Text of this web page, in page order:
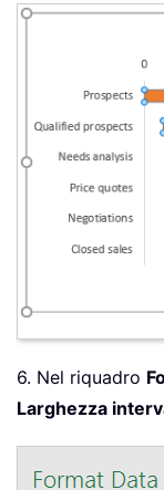
6. Nel riquadro
Larghezza